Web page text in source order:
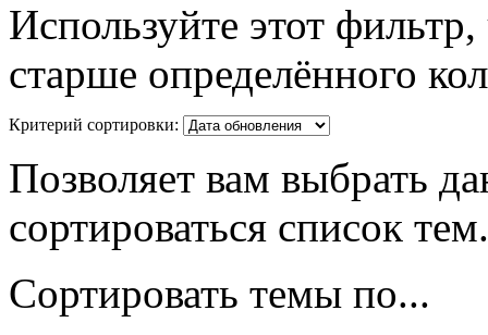
Используйте этот
старше определённого
Критерий сортировки:
Позволяет вам выбрать
сортироваться список тем.
Сортировать темы по...